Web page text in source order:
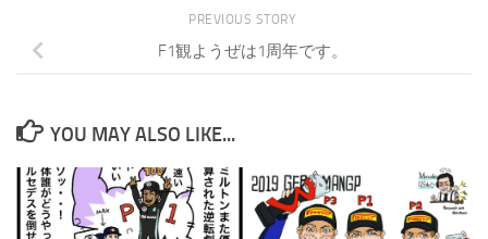
PREVIOUS STORY
F1観ようぜは1周年です。
YOU MAY ALSO LIKE...